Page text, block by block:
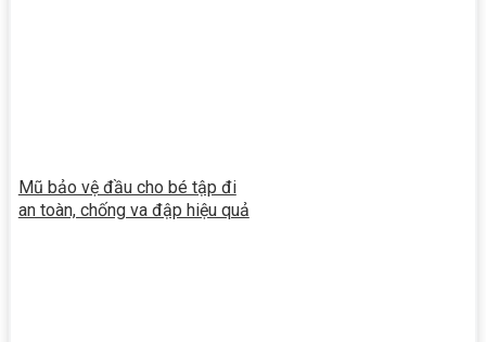
Mũ bảo vệ đầu cho bé tập đi
an toàn, chống va đập hiệu quả